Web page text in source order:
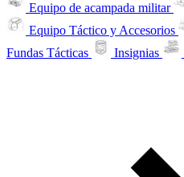
Equipo de acampada militar
Equipo Táctico y Accesorios
Fundas Tácticas
Insignias